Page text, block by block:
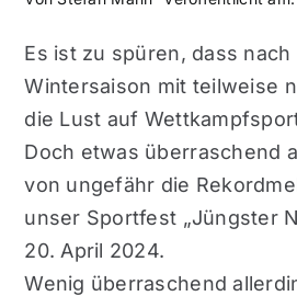
Es ist zu spüren, dass nach
Wintersaison mit teilweise
die Lust auf
Doch etwas überraschend
von ungefähr die
unser Sportfest „Jüngster
20. April 2024.
Wenig überraschend